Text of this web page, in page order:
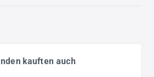
kauften auch